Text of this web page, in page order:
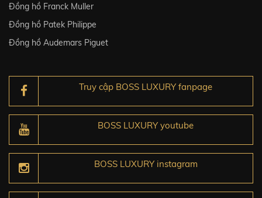
Đồng hồ Franck Muller
Đồng hồ Patek Philippe
Đồng hồ Audemars Piguet
Truy cập BOSS LUXURY fanpage
BOSS LUXURY youtube
BOSS LUXURY instagram